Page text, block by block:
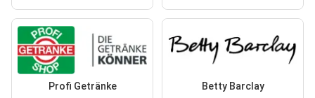
Profi Getränke Betty Barclay